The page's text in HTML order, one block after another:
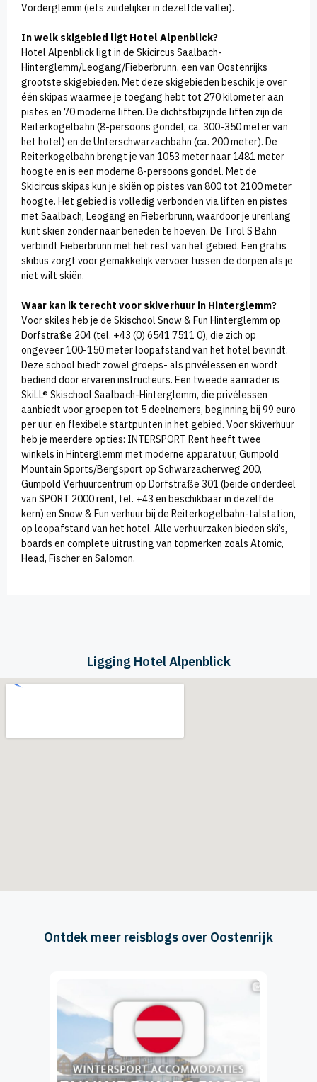
Vorderglemm (iets zuidelijker in dezelfde vallei).
In welk skigebied ligt Hotel Alpenblick?
Hotel Alpenblick ligt in de Skicircus Saalbach-
Hinterglemm/Leogang/Fieberbrunn, een van Oostenrijks
grootste skigebieden. Met deze skigebieden beschik je over
één skipas waarmee je toegang hebt tot 270 kilometer aan
pistes en 70 moderne liften. De dichtstbijzijnde liften zijn de
Reiterkogelbahn (8-persoons gondel, ca. 300-350 meter van
het hotel) en de Unterschwarzachbahn (ca. 200 meter). De
Reiterkogelbahn brengt je van 1053 meter naar 1481 meter
hoogte en is een moderne 8-persoons gondel. Met de
Skicircus skipas kun je skiën op pistes van 800 tot 2100 meter
hoogte. Het gebied is volledig verbonden via liften en pistes
met Saalbach, Leogang en Fieberbrunn, waardoor je urenlang
kunt skiën zonder naar beneden te hoeven. De Tirol S Bahn
verbindt Fieberbrunn met het rest van het gebied. Een gratis
skibus zorgt voor gemakkelijk vervoer tussen de dorpen als je
niet wilt skiën.
Waar kan ik terecht voor skiverhuur in Hinterglemm?
Voor skiles heb je de Skischool Snow & Fun Hinterglemm op
Dorfstraße 204 (tel. +43 (0) 6541 7511 0), die zich op
ongeveer 100-150 meter loopafstand van het hotel bevindt.
Deze school biedt zowel groeps- als privélessen en wordt
bediend door ervaren instructeurs. Een tweede aanrader is
SkiLL® Skischool Saalbach-Hinterglemm, die privélessen
aanbiedt voor groepen tot 5 deelnemers, beginning bij 99 euro
per uur, en flexibele startpunten in het gebied. Voor skiverhuur
heb je meerdere opties: INTERSPORT Rent heeft twee
winkels in Hinterglemm met moderne apparatuur, Gumpold
Mountain Sports/Bergsport op Schwarzacherweg 200,
Gumpold Verhuurcentrum op Dorfstraße 301 (beide onderdeel
van SPORT 2000 rent, tel. +43 en beschikbaar in dezelfde
kern) en Snow & Fun verhuur bij de Reiterkogelbahn-talstation,
op loopafstand van het hotel. Alle verhuurzaken bieden ski’s,
boards en complete uitrusting van topmerken zoals Atomic,
Head, Fischer en Salomon.
Ligging Hotel Alpenblick
Ontdek meer reisblogs over Oostenrijk